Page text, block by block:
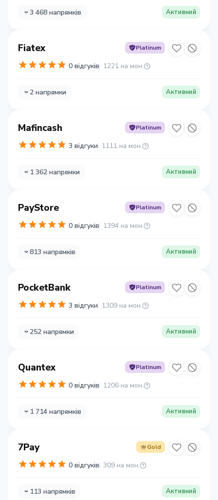
3 468 напрямків Активний
Fiatex Platinum
0 відгуків 1221 на мон.
2 напрямки Активний
Mafincash Platinum
3 відгуки 1111 на мон.
1 362 напрямки Активний
PayStore Platinum
0 відгуків 1394 на мон.
813 напрямків Активний
PocketBank Platinum
3 відгуки 1309 на мон.
252 напрямки Активний
Quantex Platinum
0 відгуків 1206 на мон.
1 714 напрямків Активний
7Pay Gold
0 відгуків 309 на мон.
113 напрямків Активний